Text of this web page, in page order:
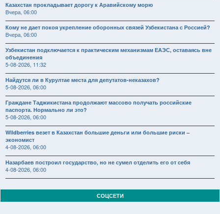
Казахстан прокладывает дорогу к Аравийскому морю
Вчера, 06:00
Кому не дает покоя укрепление оборонных связей Узбекистана с Россией?
Вчера, 06:00
Узбекистан подключается к практическим механизмам ЕАЭС, оставаясь вне
объединения
5-08-2026, 11:32
Найдутся ли в Курултае места для депутатов-неказахов?
5-08-2026, 06:00
Граждане Таджикистана продолжают массово получать российские
паспорта. Нормально ли это?
5-08-2026, 06:00
Wildberries везет в Казахстан большие деньги или большие риски –
экономист
4-08-2026, 06:00
Назарбаев построил государство, но не сумел отделить его от себя
4-08-2026, 06:00
СОЦСЕТИ